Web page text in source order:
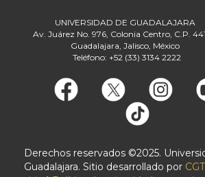
UNIVERSIDAD DE GUADALAJARA
Av. Juárez No. 976, Colonia Centro, C.P.
Guadalajara, Jalisco, México
Teléfono: +52 (33) 3134 2222
Derechos reservados ©2025.
Guadalajara. Sitio desarrollado por